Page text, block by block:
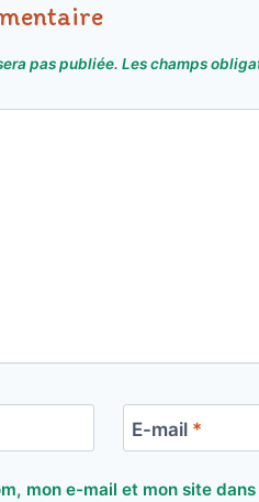
pas publiée. Les champs
E-mail *
mon e-mail et mon site